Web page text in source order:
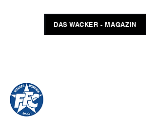
DAS WACKER - MAGAZIN